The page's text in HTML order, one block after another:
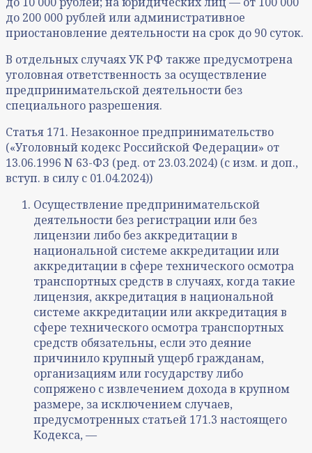
до 200 000 рублей или административное
приостановление деятельности на срок до 90 суток.
В отдельных случаях УК РФ также предусмотрена
уголовная ответственность за осуществление
предпринимательской деятельности без
специального разрешения.
Статья 171. Незаконное предпринимательство
(«Уголовный кодекс Российской Федерации» от
13.06.1996 N 63-ФЗ (ред. от 23.03.2024) (с изм. и доп.,
вступ. в силу с 01.04.2024))
Осуществление предпринимательской
деятельности без регистрации или без
лицензии либо без аккредитации в
национальной системе аккредитации или
аккредитации в сфере технического осмотра
транспортных средств в случаях, когда такие
лицензия, аккредитация в национальной
системе аккредитации или аккредитация в
сфере технического осмотра транспортных
средств обязательны, если это деяние
причинило крупный ущерб гражданам,
организациям или государству либо
сопряжено с извлечением дохода в крупном
размере, за исключением случаев,
предусмотренных статьей 171.3 настоящего
Кодекса, —